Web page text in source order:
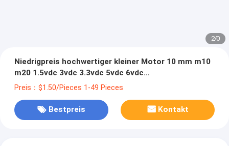
2/0
Niedrigpreis hochwertiger kleiner Motor 10 mm m10
m20 1.5vdc 3vdc 3.3vdc 5vdc 6vdc
Planetengeschaltungsmotor für Spielzeug
Preis：$1.50/Pieces 1-49 Pieces
Bestpreis Kontakt